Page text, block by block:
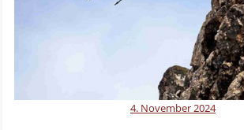
4. November 2024